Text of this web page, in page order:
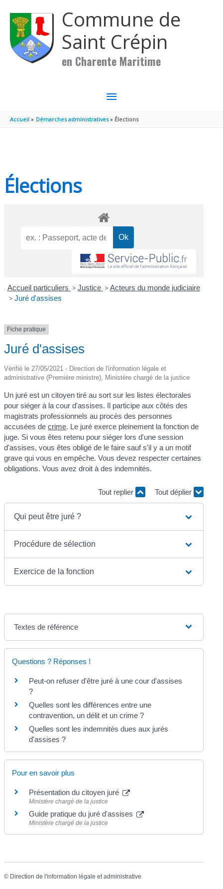
Commune de
Saint Crépin
en Charente Maritime
MENU
PRINCIPAL
Accueil Démarches administratives Élections
Élections
Accueil particuliers > Justice > Acteurs du monde judiciaire
> Juré d'assises
Fiche pratique
Juré d'assises
Vérifié le 27/05/2021 - Direction de l'information légale et
administrative (Première ministre), Ministère chargé de la justice
Un juré est un citoyen tiré au sort sur les listes électorales
pour siéger à la cour d'assises. Il participe aux côtés des
magistrats professionnels au procès des personnes
accusées decrime. Le juré exerce pleinement la fonction de
juge. Si vous êtes retenu pour siéger lors d'une session
d'assises, vous êtes obligé de le faire sauf s'il y a un motif
grave qui vous en empêche. Vous devez respecter certaines
obligations. Vous avez droit à des indemnités.
Tout replier Tout déplier
Qui peut être juré ?
Procédure de sélection
Exercice de la fonction
Textes de référence
Questions ? Réponses !
Peut-on refuser d'être juré à une cour d'assises
?
Quelles sont les différences entre une
contravention, un délit et un crime ?
Quelles sont les indemnités dues aux jurés
d'assises ?
Pour en savoir plus
Présentation du citoyen juré
Ministère chargé de la justice
Guide pratique du juré d'assises
Ministère chargé de la justice
© Direction de l'information légale et administrative